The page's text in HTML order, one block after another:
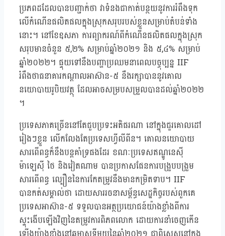
ប្រភពដដែលបានបញ្ជាក់ថា វាទំនងជាកាត់បន្ថយនូវការរំពឹងទុក
លើកំណើនផលិតផលក្នុងស្រុកសរុបរបស់ខ្លួនសម្រាប់តំបន់ទាំង
នោះ។ នៅខែឧសភា ការព្យាករណ៍ពីកំណើនផលិតផលក្នុងស្រុក
សរុបមានចំនួន ៥,២% សម្រាប់ឆ្នាំ២០២១ និង ៥,៤% សម្រាប់
ឆ្នាំ២០២២។ ផ្ទុយទៅនឹងបញ្ហាប្រឈមនាពេលបច្ចុប្បន្ន IIF
រំពឹងថាធនាគារកណ្តាលអាស៊ាន-៥ នឹងរក្សាបាននូវគោល
នយោបាយរូបិយវត្ថុ ដែលអាចសម្របសម្រួលបានដល់ឆ្នាំ២០២២
។
ប្រទេសភាគច្រើននៅតែជួបប្រទះអតិផរណា នៅក្នុងជួរគោលដៅ
រៀងៗខ្លួន លើកលែងតែប្រទេសហ្វីលីពីន។ គោលនយោបាយ
សារពើពន្ធក៏នឹងបន្តគាំទ្រផងដែរ ខណៈប្រទេសឥណ្ឌូនេស៊ី
ម៉ាឡេស៊ី ថៃ និងវៀតណាម បានប្រកាសផែនការបង្រួបបង្រួម
សារពើពន្ធ ល្បឿននៃការកែតម្រូវនឹងមានកម្រិតទាប។ IIF
បានកត់សម្គាល់ថា ដោយសាររចនាសម្ព័ន្ធសេដ្ឋកិច្ចរបស់ពួកគេ
ប្រទេសអាស៊ាន-៥ ទទួលបានអត្ថប្រយោជន៍យ៉ាងខ្លាំងពីការ
ស្ទុះងើបឡើងវិញនៃតម្រូវការពិភពលោក ដោយការនាំចេញកើន